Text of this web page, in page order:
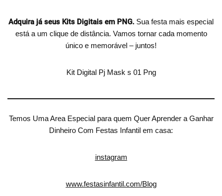
Adquira já seus Kits Digitais em PNG. Sua festa mais especial
está a um clique de distância. Vamos tornar cada momento
único e memorável – juntos!
Kit Digital Pj Mask s 01 Png
Temos Uma Area Especial para quem Quer Aprender a Ganhar
Dinheiro Com Festas Infantil em casa:
instagram
www.festasinfantil.com/Blog